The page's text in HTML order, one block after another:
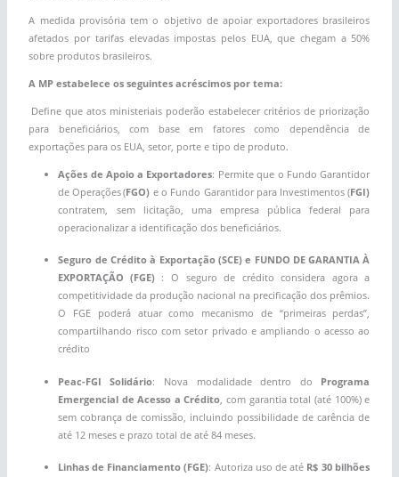
A medida provisória tem o objetivo de apoiar exportadores brasileiros
afetados por tarifas elevadas impostas pelos EUA, que chegam a 50%
sobre produtos brasileiros.
A MP estabelece os seguintes acréscimos por tema:
Define que atos ministeriais poderão estabelecer critérios de priorização
para beneficiários, com base em fatores como dependência de
exportações para os EUA, setor, porte e tipo de produto.
Ações de Apoio a Exportadores: Permite que o Fundo Garantidor
de Operações (FGO) e o Fundo Garantidor para Investimentos (FGI)
contratem, sem licitação, uma empresa pública federal para
operacionalizar a identificação dos beneficiários.
Seguro de Crédito à Exportação (SCE) e FUNDO DE GARANTIA À
EXPORTAÇÃO (FGE) : O seguro de crédito considera agora a
competitividade da produção nacional na precificação dos prêmios.
O FGE poderá atuar como mecanismo de “primeiras perdas”,
compartilhando risco com setor privado e ampliando o acesso ao
crédito
Peac-FGI Solidário: Nova modalidade dentro do Programa
Emergencial de Acesso a Crédito , com garantia total (até 100%) e
sem cobrança de comissão, incluindo possibilidade de carência de
até 12 meses e prazo total de até 84 meses.
Linhas de Financiamento (FGE): Autoriza uso de até R$ 30 bilhões